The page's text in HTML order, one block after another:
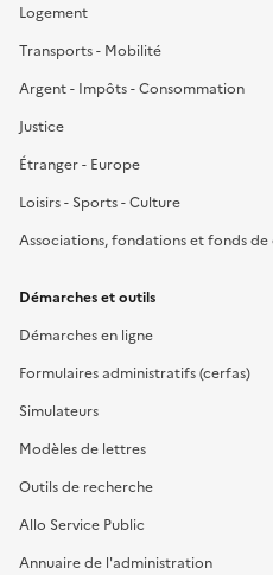
Logement
Transports - Mobilité
Argent - Impôts - Consommation
Justice
Étranger - Europe
Loisirs - Sports - Culture
Associations, fondations et fonds
Démarches et outils
Démarches en ligne
Formulaires administratifs (cerfas)
Simulateurs
Modèles de lettres
Outils de recherche
Allo Service Public
Annuaire de l'administration